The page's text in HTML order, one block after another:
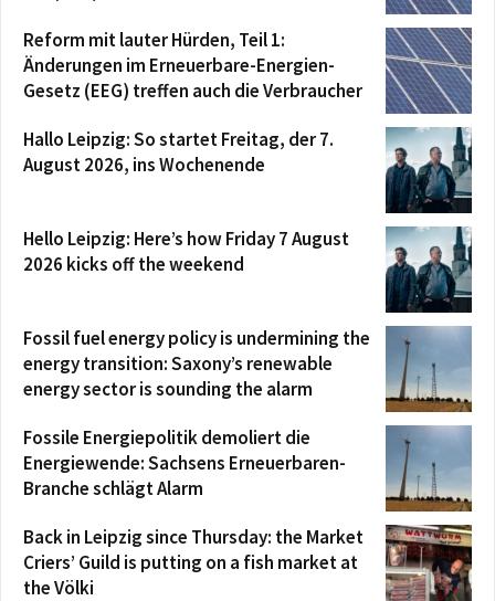
Reform mit lauter Hürden, Teil 1:
Änderungen im Erneuerbare-Energien-
Gesetz (EEG) treffen auch die Verbraucher
Hallo Leipzig: So startet Freitag, der 7.
August 2026, ins Wochenende
Hello Leipzig: Here’s how Friday 7 August
2026 kicks off the weekend
Fossil fuel energy policy is undermining the
energy transition: Saxony’s renewable
energy sector is sounding the alarm
Fossile Energiepolitik demoliert die
Energiewende: Sachsens Erneuerbaren-
Branche schlägt Alarm
Back in Leipzig since Thursday: the Market
Criers’ Guild is putting on a fish market at
the Völki